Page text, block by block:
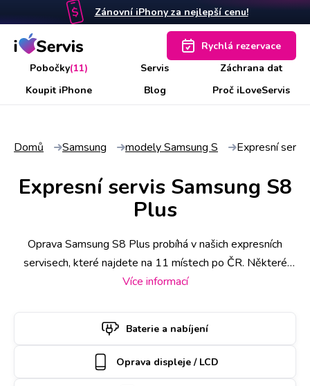
Zánovní iPhony za nejlepší cenu!
Pobočky(11) Servis
Záchrana dat
Koupit iPhone
Blog Proč iLoveServis
Rychlá rezervace
Domů Samsung modely Samsung S Expresní
Expresní servis Samsung S8
Plus
Oprava Samsung S8 Plus probíhá v našich expresních
servisech, které najdete na 11 místech po ČR. Některé
úkony stihneme už do 30 minut, náročnější však zaberou i
si termín a hodinu online. Samsung S8 Plus k opravě si u
vás také může vyzvednout náš kurýr, který vám ho poté
zaveze zpět. Kvalitu práce podtrhujeme doživotní zárukou a
za díly ručíme nadstandardně 2 roky.
Více informací
Baterie a nabíjení
Oprava displeje / LCD